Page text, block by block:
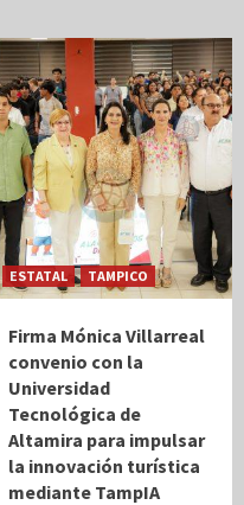
ESTATAL TAMPICO
Firma Mónica Villarreal
convenio con la
Universidad
Tecnológica de
Altamira para impulsar
la innovación turística
mediante TampIA